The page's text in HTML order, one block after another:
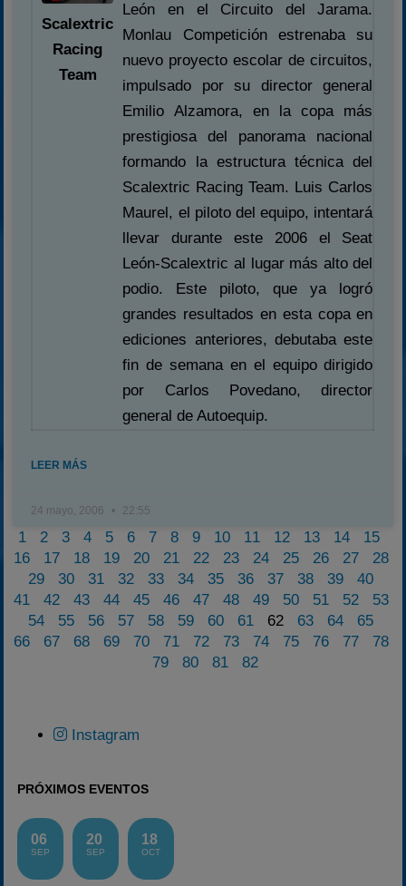
Scalextric
Racing
Team
León en el Circuito del Jarama.
Monlau Competición estrenaba su
nuevo proyecto escolar de circuitos,
impulsado por su director general
Emilio Alzamora, en la copa más
prestigiosa del panorama nacional
formando la estructura técnica del
Scalextric Racing Team. Luis Carlos
Maurel, el piloto del equipo, intentará
llevar durante este 2006 el Seat
León-Scalextric al lugar más alto del
podio. Este piloto, que ya logró
grandes resultados en esta copa en
ediciones anteriores, debutaba este
fin de semana en el equipo dirigido
por Carlos Povedano, director
general de Autoequip.
LEER MÁS
24 mayo, 2006 22:55
1 2 3 4 5 6 7 8 9 10 11 12 13 14
15
16
17 18 19 20 21 22 23 24 25 26 27
28
29
30 31 32 33 34 35 36 37 38 39
40
41
42 43 44 45 46 47 48 49 50 51 52
53
54
55 56 57 58 59 60 61 62 63 64
65
66
67 68 69 70 71 72 73 74 75 76 77
78
79
80 81 82
Instagram
PRÓXIMOS EVENTOS
06
SEP
20
SEP
18
OCT